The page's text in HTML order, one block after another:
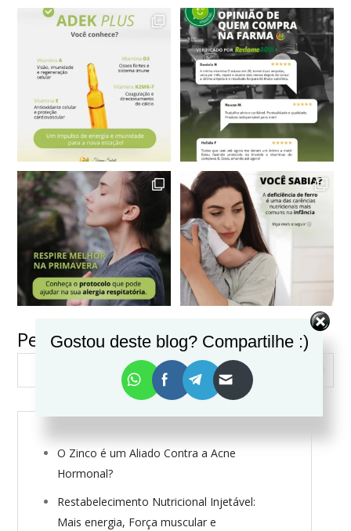
VER MAIS Seguir no Instagram
Pesquisar
PESQUISAR
O Zinco é um Aliado Contra a Acne
Hormonal?
Restabelecimento Nutricional Injetável:
Mais energia, Força muscular e
Gostou deste blog? Compartilhe :)